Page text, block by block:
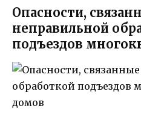
Опасности,
неправильной
подъездов